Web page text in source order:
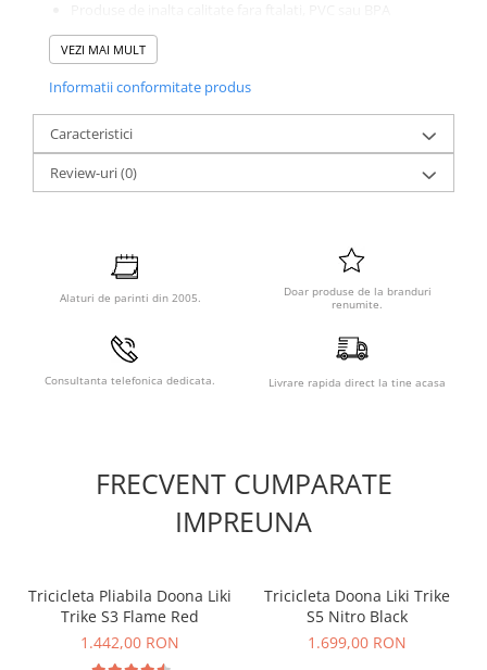
Pachetul contine 4 bucati
VEZI MAI MULT
Informatii conformitate produs
Caracteristici
Review-uri(0)
Alaturi de parinti din 2005.
Doar produse de la branduri
renumite.
Consultanta telefonica dedicata. Livrare rapida direct la tine acasa
FRECVENT CUMPARATE
IMPREUNA
Tricicleta Pliabila Doona Liki
Trike S3 Flame Red
1.442,00 RON
Tricicleta Doona Liki Trike
S5 Nitro Black
1.699,00 RON